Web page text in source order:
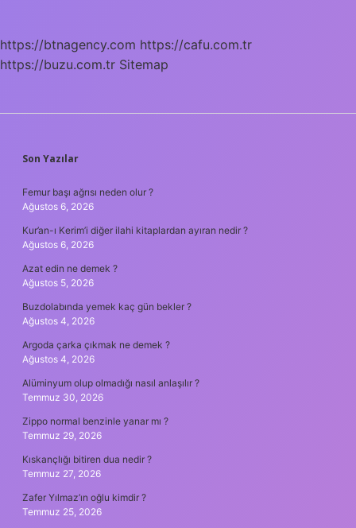
https://btnagency.com https://cafu.com.tr
https://buzu.com.tr Sitemap
SIDEBAR
Son Yazılar
Femur başı ağrısı neden olur ?
Ağustos 6, 2026
Kur’an-ı Kerim’i diğer ilahi kitaplardan ayıran nedir ?
Ağustos 6, 2026
Azat edin ne demek ?
Ağustos 5, 2026
Buzdolabında yemek kaç gün bekler ?
Ağustos 4, 2026
Argoda çarka çıkmak ne demek ?
Ağustos 4, 2026
Alüminyum olup olmadığı nasıl anlaşılır ?
Temmuz 30, 2026
Zippo normal benzinle yanar mı ?
Temmuz 29, 2026
Kıskançlığı bitiren dua nedir ?
Temmuz 27, 2026
Zafer Yılmaz’ın oğlu kimdir ?
Temmuz 25, 2026